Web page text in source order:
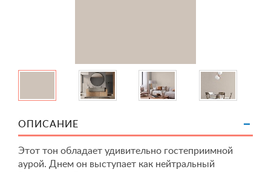
ОПИСАНИЕ
Этот тон обладает удивительно гостеприимной
аурой. Днем он выступает как нейтральный